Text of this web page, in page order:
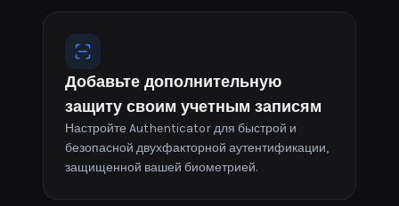
Добавьте дополнительную
защиту своим учетным записям
Настройте Authenticator для быстрой и
безопасной двухфакторной аутентификации,
защищенной вашей биометрией.